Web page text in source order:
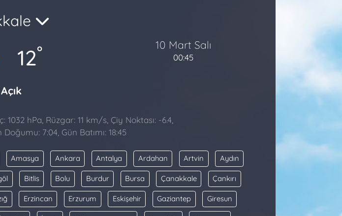
12°
Açık
10 Mart Salı
00:45
1032 hPa, Rüzgar: 11 km/s, Çiy Noktası: -6.4,
7:04, Gün Batımı: 18:45
Amasya Ankara Antalya Ardahan Artvin Aydın
Bitlis Bolu Burdur Bursa Çanakkale Çankırı
Erzincan Erzurum Eskişehir Gaziantep Giresun